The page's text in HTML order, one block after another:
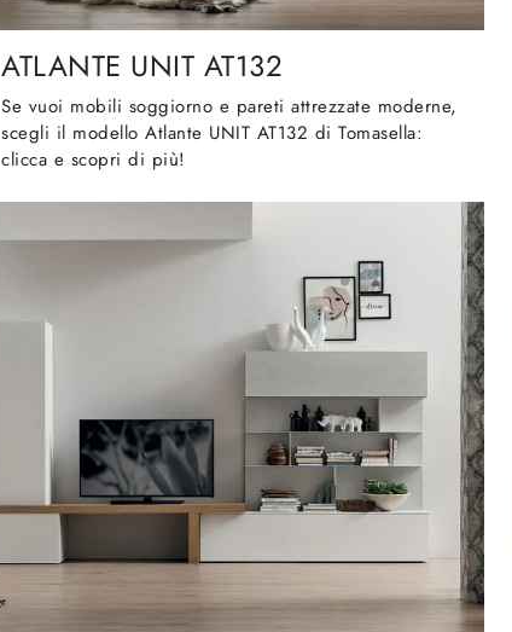
ATLANTE UNIT AT132
Se vuoi mobili soggiorno e pareti attrezzate moderne,
scegli il modello Atlante UNIT AT132 di Tomasella:
clicca e scopri di più!